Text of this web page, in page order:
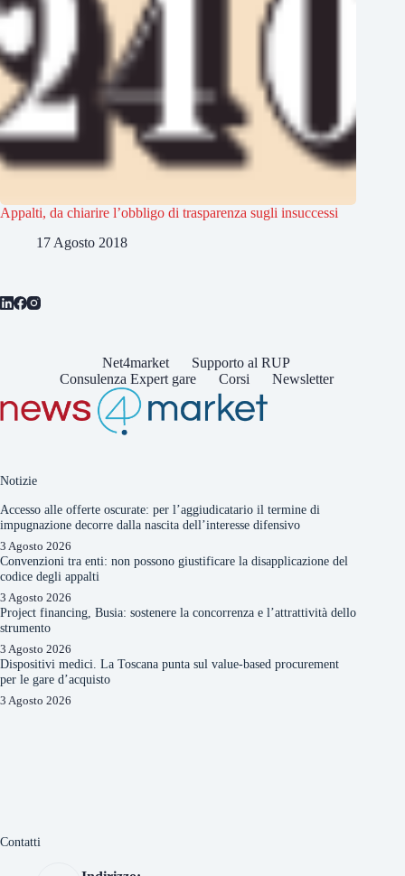
Appalti, da chiarire l’obbligo di trasparenza sugli insuccessi
17 Agosto 2018
Net4market
Supporto al RUP
Consulenza Expert gare
Corsi Newsletter
Notizie
Accesso alle offerte oscurate: per l’aggiudicatario il termine di
impugnazione decorre dalla nascita dell’interesse difensivo
3 Agosto 2026
Convenzioni tra enti: non possono giustificare la disapplicazione del
codice degli appalti
3 Agosto 2026
Project financing, Busia: sostenere la concorrenza e l’attrattività dello
strumento
3 Agosto 2026
Dispositivi medici. La Toscana punta sul value-based procurement
per le gare d’acquisto
3 Agosto 2026
Contatti